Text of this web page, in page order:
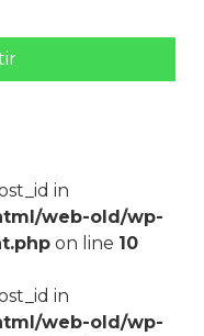
in
web-old/wp-
on line 10
in
web-old/wp-